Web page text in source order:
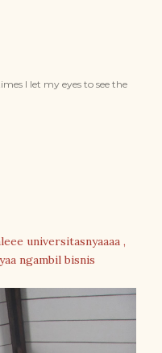
I let my eyes to see the
universitasnyaaaa ,
ngambil bisnis